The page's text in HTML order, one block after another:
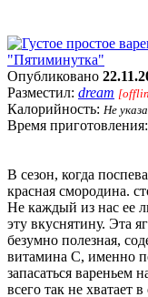
Опубликовано
Разместил: dream
Калорийность: Не
Время приготовления:
В сезон, когда
красная смородина.
Не каждый из нас ее
эту вкуснятину. Эта
безумно полезная,
витамина С, именно
запасаться вареньем
всего так не хватает